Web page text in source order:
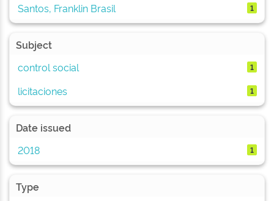
Santos, Franklin Brasil
1
Subject
control social
1
licitaciones 1
Date issued
2018
1
Type